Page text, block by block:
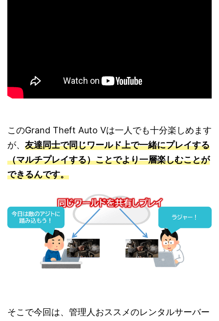
このGrand Theft Auto Vは一人でも十分楽しめます
が、 友達同士で同じワールド上で一緒にプレイする
（マルチプレイする）ことでより一層楽しむことが
できるんです。
そこで今回は、管理人おススメのレンタルサーバー